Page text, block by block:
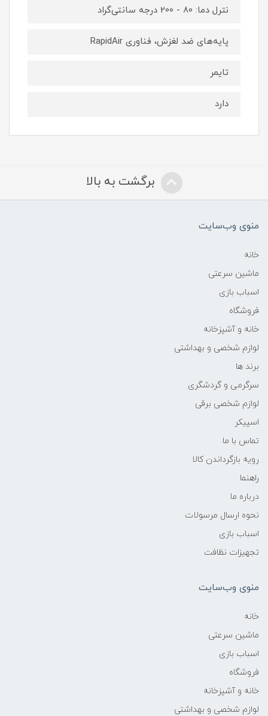
نترل دما: 80 - 200 درجه سانتی‌گراد
پایه‌های ضد لغزش، فناوری RapidAir
تایمر
دارد
برگشت به بالا
منوی وب‌سایت
خانه
ماشین سرعتی
اسباب بازی
فروشگاه
خانه و آشپزخانه
لوازم شخصی و بهداشتی
برند ها
سرگرمی و گردشگری
لوازم شخصی برقی
اسپیکر
تماس با ما
رویه بازگرداندن کالا
راهنما
درباره ما
نحوه ارسال مرسولات
اسباب بازی
تجهیزات نظافت
منوی وب‌سایت
خانه
ماشین سرعتی
اسباب بازی
فروشگاه
خانه و آشپزخانه
لوازم شخصی و بهداشتی